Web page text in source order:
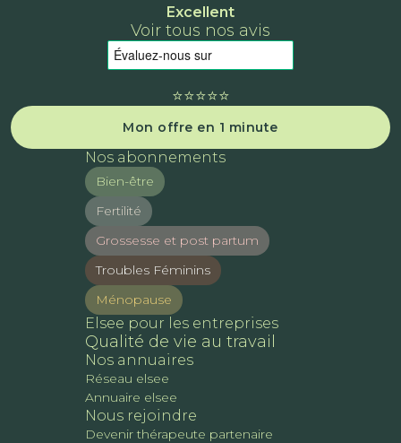
Excellent
Voir tous nos avis
⭐️⭐️⭐️⭐️⭐️
Mon offre en 1 minute
Nos abonnements
Bien-être
Fertilité
Grossesse et post partum
Troubles Féminins
Ménopause
Elsee pour les entreprises
Qualité de vie au travail
Nos annuaires
Réseau elsee
Annuaire elsee
Nous rejoindre
Devenir thérapeute partenaire